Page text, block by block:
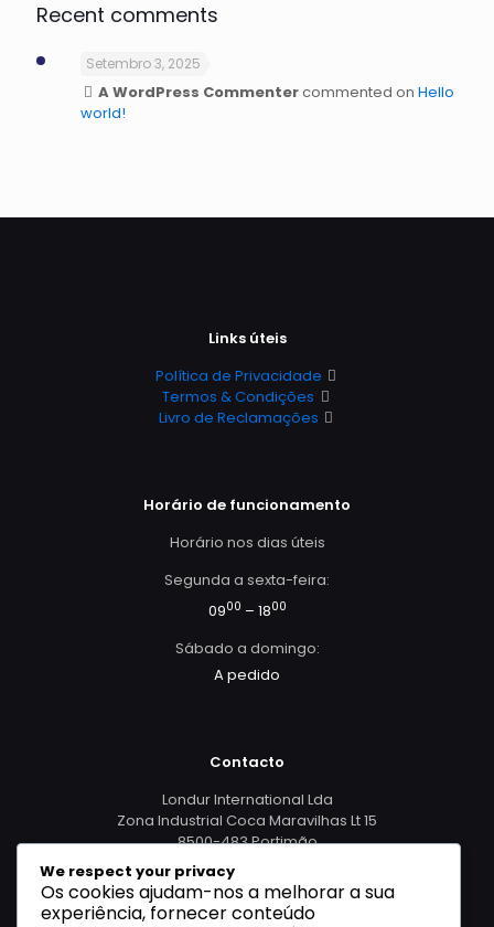
Recent comments
Setembro 3, 2025
A WordPress Commentercommented on Hello
world!
Links úteis
Política de Privacidade
Termos & Condições
Livro de Reclamações
Horário de funcionamento
Horário nos dias úteis
Segunda a sexta-feira:
0900 – 1800
Sábado a domingo:
A pedido
Contacto
Londur International Lda
Zona Industrial Coca Maravilhas Lt 15
8500-483 Portimão
965 479 298
We respect your privacy
Os cookies ajudam-nos a melhorar a sua
experiência, fornecer conteúdo